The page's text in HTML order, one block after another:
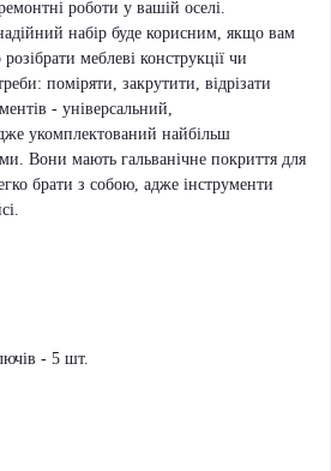
роботи у вашій оселі.
набір буде корисним, якщо вам
меблеві конструкції чи
поміряти, закрутити, відрізати
- універсальний,
укомплектований найбільш
Вони мають гальванічне покриття для
брати з собою, адже інструменти
- 5 шт.